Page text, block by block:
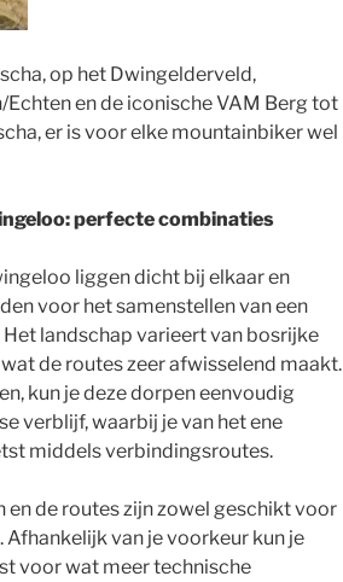
op het Dwingelderveld,
en de iconische VAM Berg tot
er is voor elke mountainbiker wel
perfecte combinaties
liggen dicht bij elkaar en
voor het samenstellen van een
landschap varieert van bosrijke
de routes zeer afwisselend maakt.
kun je deze dorpen eenvoudig
verblijf, waarbij je van het ene
middels verbindingsroutes.
en de routes zijn zowel geschikt voor
van je voorkeur kun je
voor wat meer technische